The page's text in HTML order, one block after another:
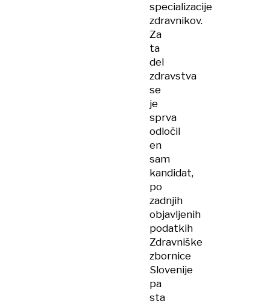
specializacije
zdravnikov.
Za
ta
del
zdravstva
se
je
sprva
odločil
en
sam
kandidat,
po
zadnjih
objavljenih
podatkih
Zdravniške
zbornice
Slovenije
pa
sta